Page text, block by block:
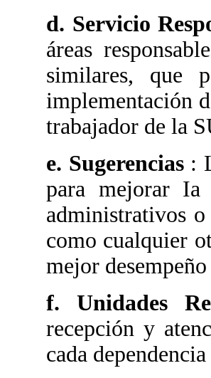
d. Servicio
áreas
similares, que
implementación
trabajador de la
e. Sugerencias :
para mejorar Ia
administrativos
como cualquier
mejor
f. Unidades
recepción y
cada